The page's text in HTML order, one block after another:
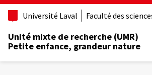
Aller
principal
Université Laval Faculté des
Unité mixte de recherche (UMR)
Petite enfance, grandeur nature